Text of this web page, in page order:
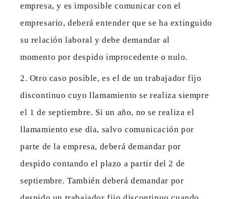
empresa, y es imposible comunicar con el
empresario, deberá entender que se ha extinguido
su relación laboral y debe demandar al
momento por despido improcedente o nulo.
Otro caso posible, es el de un trabajador fijo
discontinuo cuyo llamamiento se realiza siempre
el 1 de septiembre. Si un año, no se realiza el
llamamiento ese día, salvo comunicación por
parte de la empresa, deberá demandar por
despido contando el plazo a partir del 2 de
septiembre. También deberá demandar por